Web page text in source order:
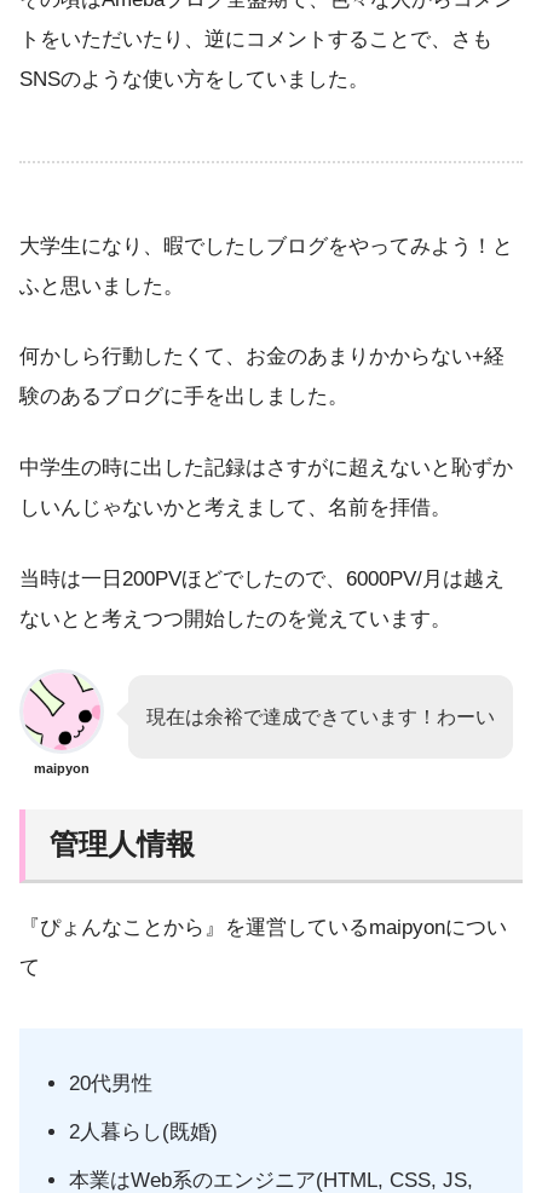
トをいただいたり、逆にコメントすることで、さも
SNSのような使い方をしていました。
大学生になり、暇でしたしブログをやってみよう！と
ふと思いました。
何かしら行動したくて、お金のあまりかからない+経
験のあるブログに手を出しました。
中学生の時に出した記録はさすがに超えないと恥ずか
しいんじゃないかと考えまして、名前を拝借。
当時は一日200PVほどでしたので、6000PV/月は越え
ないとと考えつつ開始したのを覚えています。
maipyon
現在は余裕で達成できています！わーい
管理人情報
『ぴょんなことから』を運営しているmaipyonについ
て
20代男性
2人暮らし(既婚)
本業はWeb系のエンジニア(HTML, CSS, JS,